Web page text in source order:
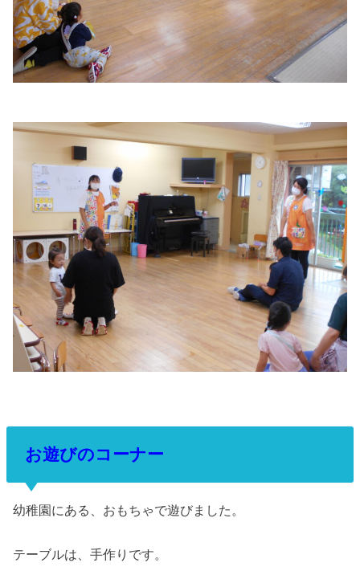
お遊びのコーナー
幼稚園にある、おもちゃで遊びました。
テーブルは、手作りです。